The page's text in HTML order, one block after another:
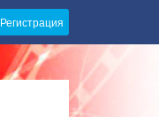
Регистрация